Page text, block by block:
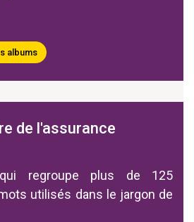
albums
de l'assurance
regroupe plus de 125
utilisés dans le jargon de